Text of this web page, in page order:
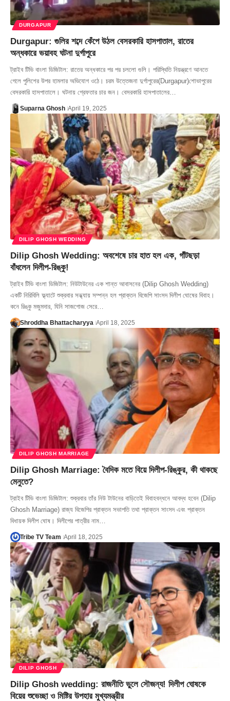
DURGAPUR
Durgapur: গুলির শব্দে কেঁপে উঠল বেসরকারি হাসপাতাল, রাতের
অন্ধকারে ভয়াবহ ঘটনা দুর্গাপুরে
ট্রাইব টিভি বাংলা ডিজিটাল: রাতের অন্ধকারে পর পর চললো গুলি। পরিস্থিতি নিয়ন্ত্রণে আনতে
গেলে পুলিশের উপর হামলার অভিযোগ ওঠে। চরম উত্তেজনা দুর্গাপুরের(Durgapur)শোভাপুরের
বেসরকারি হাসপাতালে। ঘটনায় গ্রেফতার চার জন। বেসরকারি হাসপাতালের…
Suparna Ghosh April 19, 2025
DILIP GHOSH WEDDING
Dilip Ghosh Wedding: অবশেষে চার হাত হল এক, গাঁটছড়া
বাঁধলেন দিলীপ-রিঙ্কু!
ট্রাইব টিভি বাংলা ডিজিটাল: নিউটাউনের এক শান্ত আবাসনের (Dilip Ghosh Wedding)
একটি নিরিবিলি ফ্ল্যাটে শুক্রবার সন্ধ্যায় সম্পন্ন হল প্রাক্তন বিজেপি সাংসদ দিলীপ ঘোষের বিবাহ।
কনে রিঙ্কু মজুমদার, যিনি সাজগোজ সেরে…
Shroddha Bhattacharyya April 18, 2025
DILIP GHOSH MARRIAGE
Dilip Ghosh Marriage: বৈদিক মতে বিয়ে দিলীপ-রিঙ্কুর, কী থাকছে
মেনুতে?
ট্রাইব টিভি বাংলা ডিজিটাল: শুক্রবার তাঁর নিউ টাউনের বাড়িতেই বিবাহবন্ধনে আবদ্ধ হবেন (Dilip
Ghosh Marriage) রাজ্য বিজেপির প্রাক্তন সভাপতি তথা প্রাক্তন সাংসদ এবং প্রাক্তন
বিধায়ক দিলীপ ঘোষ। দিলীপের পাত্রীর নাম…
Tribe TV Team April 18, 2025
DILIP GHOSH
Dilip Ghosh wedding: রাজনীতি ভুলে সৌজন্য! দিলীপ ঘোষকে
বিয়ের শুভেচ্ছা ও মিষ্টির উপহার মুখ্যমন্ত্রীর